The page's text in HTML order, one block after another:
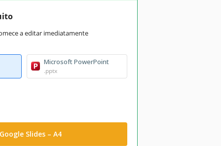
a editar imediatamente
Microsoft PowerPoint
.pptx
Slides – A4